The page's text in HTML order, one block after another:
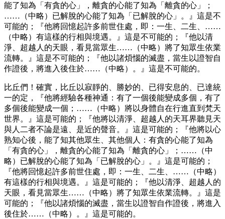
能了知為「有貪的心」，離貪的心能了知為「離貪的心」；
……（中略）已解脫的心能了知為「已解脫的心」。』這是不
可能的；『他將回憶起許多前世住處，即：一生、二生、……
（中略）有這樣的行相與境遇。』這是不可能的；『他以清
淨、超越人的天眼，看見當眾生……（中略）將了知眾生依業
流轉。』這是不可能的；『他以諸煩惱的滅盡，當生以證智自
作證後，將進入後住於……（中略）。』這是不可能的。
比丘們！確實，比丘以寂靜的、勝妙的、已得安息的、已達統
一的定，『他將經驗各種神通：有了一個後能變成多個，有了
多個後能變成一個；……（中略）將以身體自在行進直到梵天
世界。』這是可能的；『他將以清淨、超越人的天耳界聽見天
與人二者不論是遠、是近的聲音。』這是可能的；『他將以心
熟知心後，能了知其他眾生、其他個人：有貪的心能了知為
「有貪的心」，離貪的心能了知為「離貪的心」；……（中
略）已解脫的心能了知為「已解脫的心」。』這是可能的；
『他將回憶起許多前世住處，即：一生、二生、……（中略）
有這樣的行相與境遇。』這是可能的；『他以清淨、超越人的
天眼，看見當眾生……（中略）將了知眾生依業流轉。』這是
可能的；『他以諸煩惱的滅盡，當生以證智自作證後，將進入
後住於……（中略）。』這是可能的。